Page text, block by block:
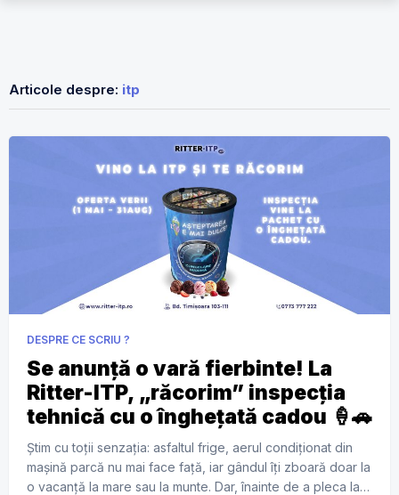
Articole despre: itp
DESPRE CE SCRIU ?
Se anunță o vară fierbinte! La
Ritter-ITP, „răcorim” inspecția
tehnică cu o înghețată cadou 🍦🚗
Știm cu toții senzația: asfaltul frige, aerul condiționat din
mașină parcă nu mai face față, iar gândul îți zboară doar la
o vacanță la mare sau la munte. Dar, înainte de a pleca la